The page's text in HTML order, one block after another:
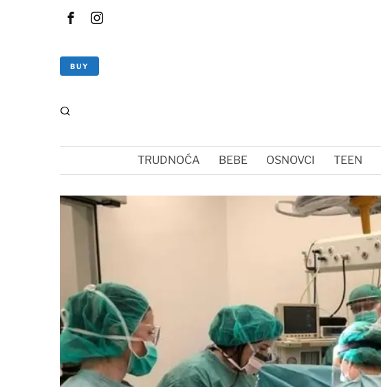
BUY
TRUDNOĆA BEBE OSNOVCI TEEN